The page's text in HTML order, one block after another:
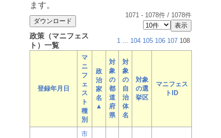
ます。
1071 - 1078件 / 1078件
政策（マニフェス
ト）一覧
1 ... 104 105 106 107 108
登録年月日
マ
ニ
フ
ェ
ス
ト
種
別
政
治
家
名
▲
対
象
の
都
道
府
県
対
象
の
自
治
体
名
対象
の選
挙区
マニフェス
トID
市